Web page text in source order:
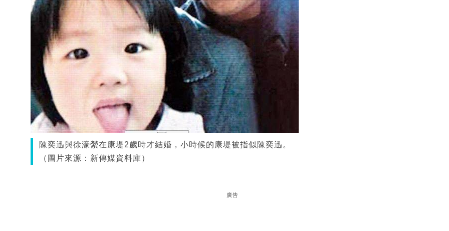
陳奕迅與徐濠縈在康堤2歲時才結婚，小時候的康堤被指似陳奕迅。
（圖片來源：新傳媒資料庫）
廣告